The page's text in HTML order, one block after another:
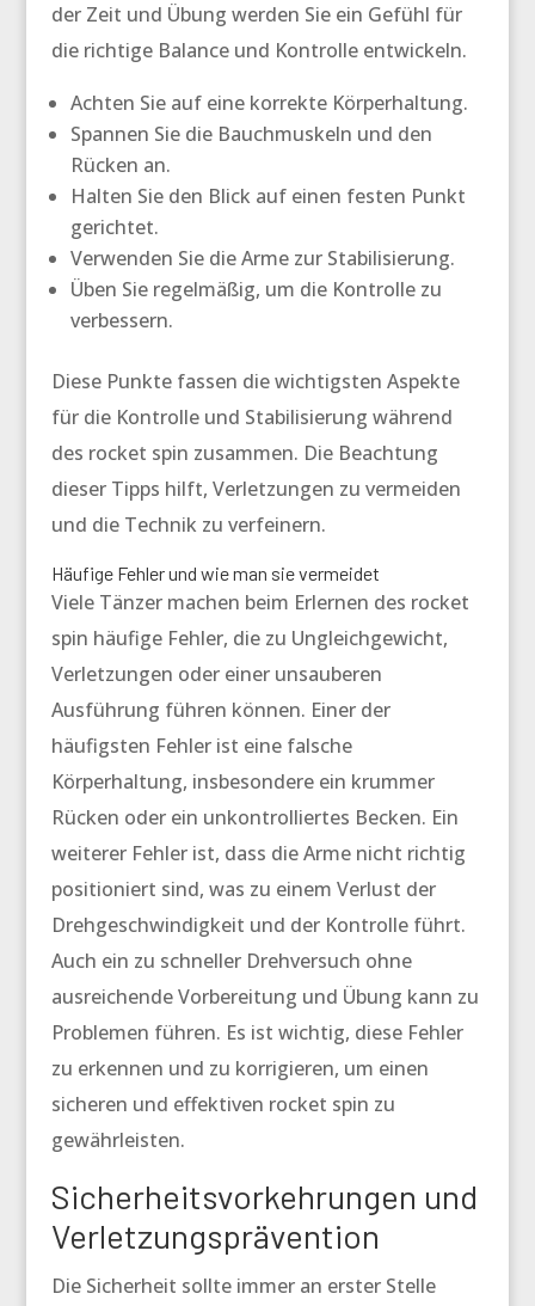
der Zeit und Übung werden Sie ein Gefühl für
die richtige Balance und Kontrolle entwickeln.
Achten Sie auf eine korrekte Körperhaltung.
Spannen Sie die Bauchmuskeln und den
Rücken an.
Halten Sie den Blick auf einen festen Punkt
gerichtet.
Verwenden Sie die Arme zur Stabilisierung.
Üben Sie regelmäßig, um die Kontrolle zu
verbessern.
Diese Punkte fassen die wichtigsten Aspekte
für die Kontrolle und Stabilisierung während
des rocket spin zusammen. Die Beachtung
dieser Tipps hilft, Verletzungen zu vermeiden
und die Technik zu verfeinern.
Häufige Fehler und wie man sie vermeidet
Viele Tänzer machen beim Erlernen des rocket
spin häufige Fehler, die zu Ungleichgewicht,
Verletzungen oder einer unsauberen
Ausführung führen können. Einer der
häufigsten Fehler ist eine falsche
Körperhaltung, insbesondere ein krummer
Rücken oder ein unkontrolliertes Becken. Ein
weiterer Fehler ist, dass die Arme nicht richtig
positioniert sind, was zu einem Verlust der
Drehgeschwindigkeit und der Kontrolle führt.
Auch ein zu schneller Drehversuch ohne
ausreichende Vorbereitung und Übung kann zu
Problemen führen. Es ist wichtig, diese Fehler
zu erkennen und zu korrigieren, um einen
sicheren und effektiven rocket spin zu
gewährleisten.
Sicherheitsvorkehrungen und
Verletzungsprävention
Die Sicherheit sollte immer an erster Stelle